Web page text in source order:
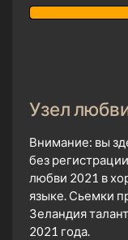
Узел
Внимание: вы
без
любви 2021 в
языке. Сьемки
Зеландия
2021 года.